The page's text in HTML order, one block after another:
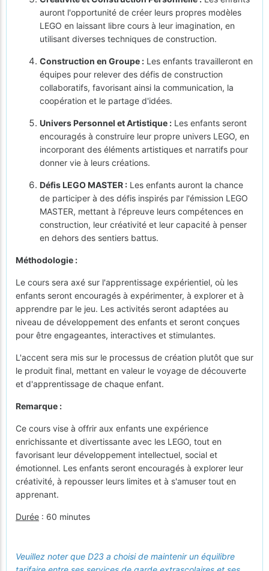
auront l'opportunité de créer leurs propres modèles
LEGO en laissant libre cours à leur imagination, en
utilisant diverses techniques de construction.
Construction en Groupe : Les enfants travailleront en
équipes pour relever des défis de construction
collaboratifs, favorisant ainsi la communication, la
coopération et le partage d'idées.
Univers Personnel et Artistique : Les enfants seront
encouragés à construire leur propre univers LEGO, en
incorporant des éléments artistiques et narratifs pour
donner vie à leurs créations.
Défis LEGO MASTER : Les enfants auront la chance
de participer à des défis inspirés par l'émission LEGO
MASTER, mettant à l'épreuve leurs compétences en
construction, leur créativité et leur capacité à penser
en dehors des sentiers battus.
Méthodologie :
Le cours sera axé sur l'apprentissage expérientiel, où les
enfants seront encouragés à expérimenter, à explorer et à
apprendre par le jeu. Les activités seront adaptées au
niveau de développement des enfants et seront conçues
pour être engageantes, interactives et stimulantes.
L'accent sera mis sur le processus de création plutôt que sur
le produit final, mettant en valeur le voyage de découverte
et d'apprentissage de chaque enfant.
Remarque :
Ce cours vise à offrir aux enfants une expérience
enrichissante et divertissante avec les LEGO, tout en
favorisant leur développement intellectuel, social et
émotionnel. Les enfants seront encouragés à explorer leur
créativité, à repousser leurs limites et à s'amuser tout en
apprenant.
Durée : 60 minutes
Veuillez noter que D23 a choisi de maintenir un équilibre